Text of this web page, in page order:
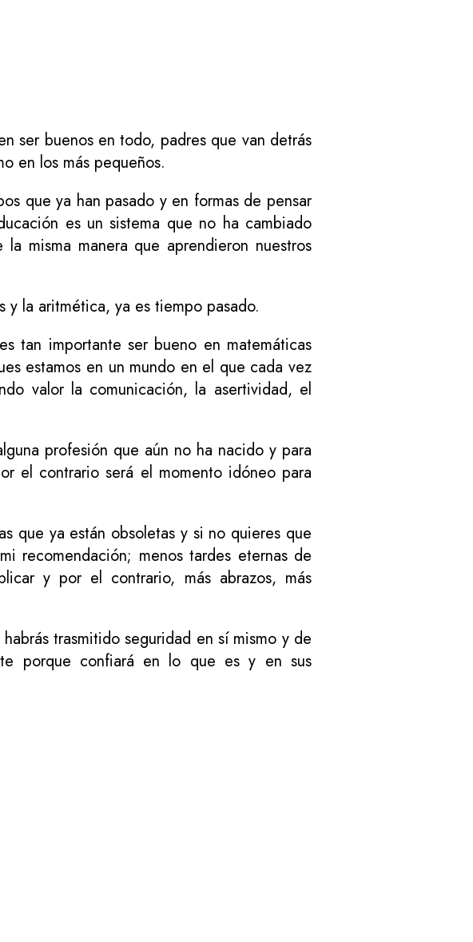
ser buenos en todo, padres que van detrás
en los más pequeños.
que ya han pasado y en formas de pensar
es un sistema que no ha cambiado
misma manera que aprendieron nuestros
la aritmética, ya es tiempo pasado.
tan importante ser bueno en matemáticas
estamos en un mundo en el que cada vez
valor la comunicación, la asertividad, el
profesión que aún no ha nacido y para
el contrario será el momento idóneo para
que ya están obsoletas y si no quieres que
recomendación; menos tardes eternas de
y por el contrario, más abrazos, más
trasmitido seguridad en sí mismo y de
porque confiará en lo que es y en sus